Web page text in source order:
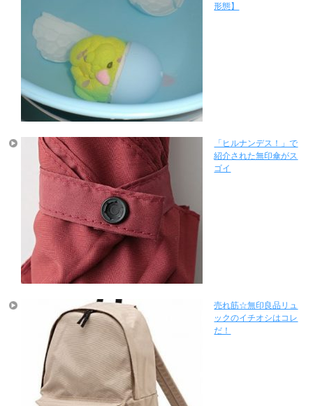
形態】
「ヒルナンデス！」で
紹介された無印傘がス
ゴイ
売れ筋☆無印良品リュ
ックのイチオシはコレ
だ！